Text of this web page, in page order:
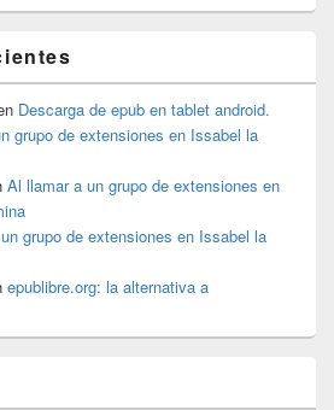
Descarga de epub en tablet android.
grupo de extensiones en Issabel la
Al llamar a un grupo de extensiones en
grupo de extensiones en Issabel la
epublibre.org: la alternativa a